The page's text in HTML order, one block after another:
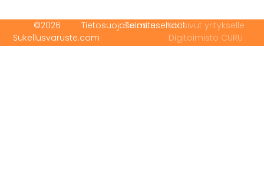
©2026
Sukellusvaruste.com
TietosuojaselosteToimitusehdotKotisivut yritykselle
Digitoimisto CURU